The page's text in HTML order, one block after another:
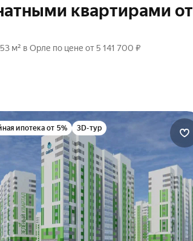
квартирами от
м² в Орле по цене от 5 141 700 ₽
ипотека от 5% 3D-тур